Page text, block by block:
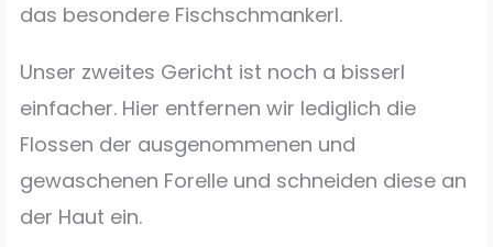
das besondere Fischschmankerl.
Unser zweites Gericht ist noch a bisserl
einfacher. Hier entfernen wir lediglich die
Flossen der ausgenommenen und
gewaschenen Forelle und schneiden diese an
der Haut ein.